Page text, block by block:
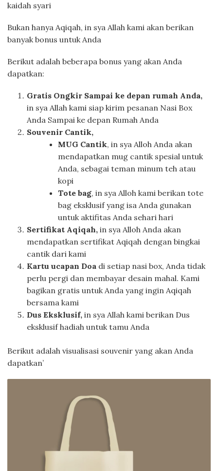
kaidah syari
Bukan hanya Aqiqah, in sya Allah kami akan berikan
banyak bonus untuk Anda
Berikut adalah beberapa bonus yang akan Anda
dapatkan:
Gratis Ongkir Sampai ke depan rumah Anda,
in sya Allah kami siap kirim pesanan Nasi Box
Anda Sampai ke depan Rumah Anda
Souvenir Cantik,
MUG Cantik, in sya Alloh Anda akan
mendapatkan mug cantik spesial untuk
Anda, sebagai teman minum teh atau
kopi
Tote bag, in sya Alloh kami berikan tote
bag eksklusif yang isa Anda gunakan
untuk aktifitas Anda sehari hari
Sertifikat Aqiqah, in sya Alloh Anda akan
mendapatkan sertifikat Aqiqah dengan bingkai
cantik dari kami
Kartu ucapan Doa di setiap nasi box, Anda tidak
perlu pergi dan membayar desain mahal. Kami
bagikan gratis untuk Anda yang ingin Aqiqah
bersama kami
Dus Eksklusif, in sya Allah kami berikan Dus
eksklusif hadiah untuk tamu Anda
Berikut adalah visualisasi souvenir yang akan Anda
dapatkan’